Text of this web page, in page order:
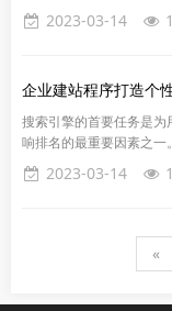
和留存率，同时也能提高
2023-03-14
企业建站程序打造个
搜索引擎的首要任务是
响排名的最重要因素之一
和留存率，同时也能提高
2023-03-14
«